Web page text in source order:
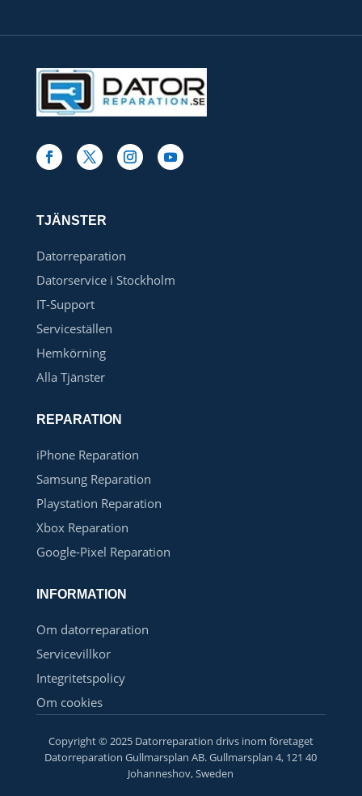
TJÄNSTER
Datorreparation
Datorservice i Stockholm
IT-Support
Serviceställen
Hemkörning
Alla Tjänster
REPARATION
iPhone Reparation
Samsung Reparation
Playstation Reparation
Xbox Reparation
Google-Pixel Reparation
INFORMATION
Om datorreparation
Servicevillkor
Integritetspolicy
Om cookies
Copyright © 2025 Datorreparation drivs inom företaget
Datorreparation Gullmarsplan AB. Gullmarsplan 4, 121 40
Johanneshov, Sweden